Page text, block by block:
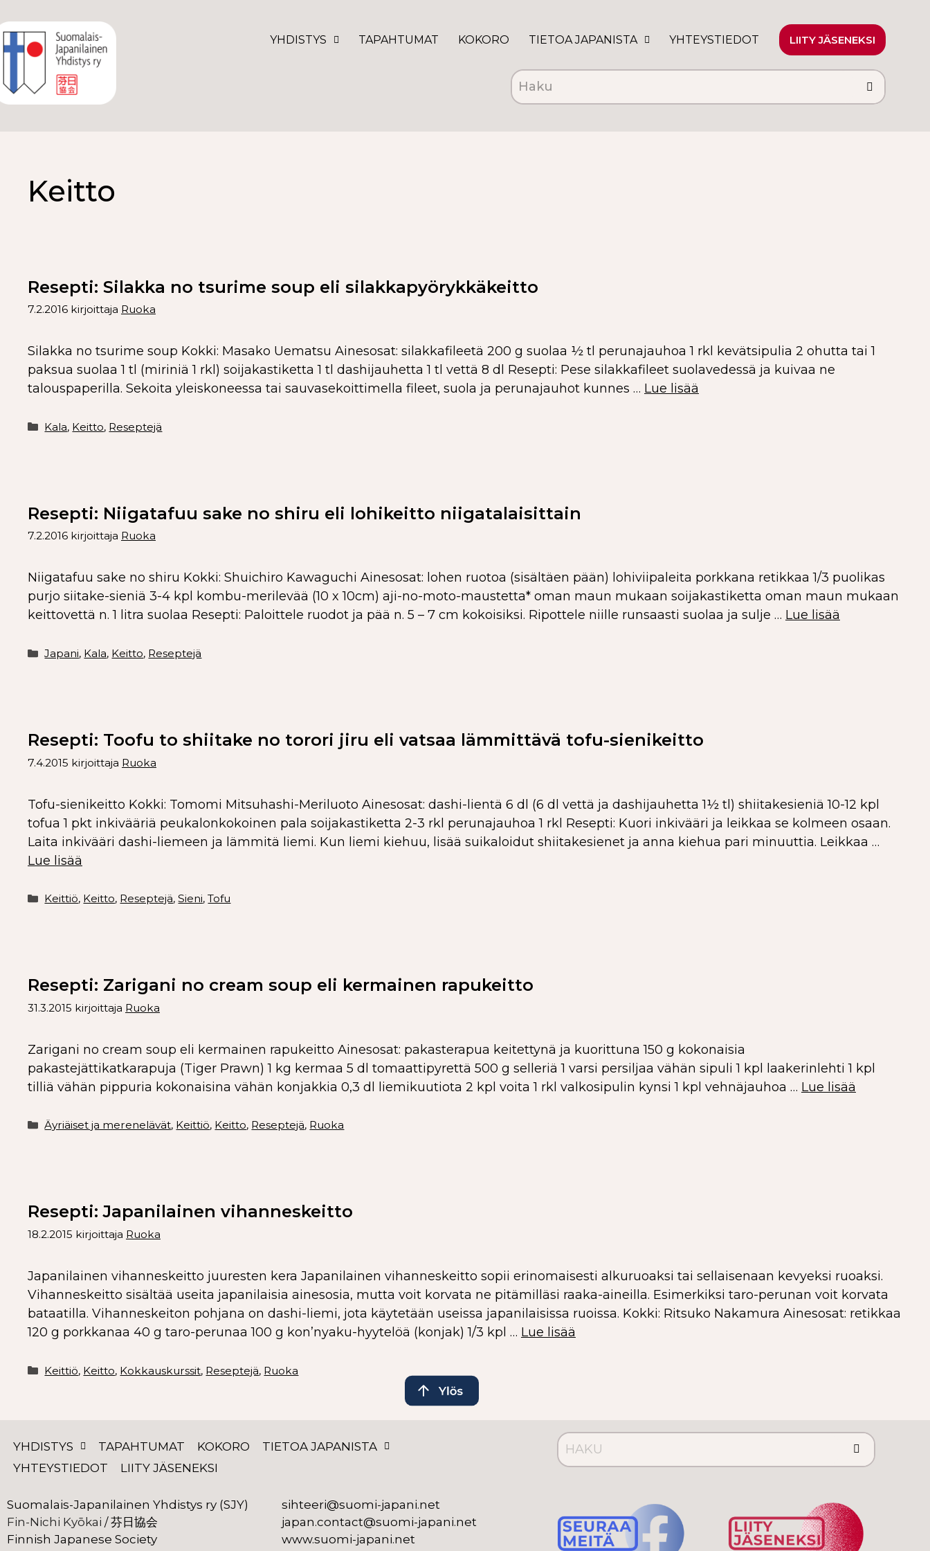
YHDISTYS TAPAHTUMAT KOKORO TIETOA JAPANISTA YHTEYSTIEDOT LIITY JÄSENEKSI
Keitto
Resepti: Silakka no tsurime soup eli silakkapyörykkäkeitto
7.2.2016 kirjoittaja Ruoka
Silakka no tsurime soup Kokki: Masako Uematsu Ainesosat: silakkafileetä 200 g suolaa ½ tl perunajauhoa 1 rkl kevätsipulia 2 ohutta tai 1
paksua suolaa 1 tl (miriniä 1 rkl) soijakastiketta 1 tl dashijauhetta 1 tl vettä 8 dl Resepti: Pese silakkafileet suolavedessä ja kuivaa ne
talouspaperilla. Sekoita yleiskoneessa tai sauvasekoittimella fileet, suola ja perunajauhot kunnes … Lue lisää
Kala, Keitto, Reseptejä
Resepti: Niigatafuu sake no shiru eli lohikeitto niigatalaisittain
7.2.2016 kirjoittaja Ruoka
Niigatafuu sake no shiru Kokki: Shuichiro Kawaguchi Ainesosat: lohen ruotoa (sisältäen pään) lohiviipaleita porkkana retikkaa 1/3 puolikas
purjo siitake-sieniä 3-4 kpl kombu-merilevää (10 x 10cm) aji-no-moto-maustetta* oman maun mukaan soijakastiketta oman maun mukaan
keittovettä n. 1 litra suolaa Resepti: Paloittele ruodot ja pää n. 5 – 7 cm kokoisiksi. Ripottele niille runsaasti suolaa ja sulje … Lue lisää
Japani, Kala, Keitto, Reseptejä
Resepti: Toofu to shiitake no torori jiru eli vatsaa lämmittävä tofu-sienikeitto
7.4.2015 kirjoittaja Ruoka
Tofu-sienikeitto Kokki: Tomomi Mitsuhashi-Meriluoto Ainesosat: dashi-lientä 6 dl (6 dl vettä ja dashijauhetta 1½ tl) shiitakesieniä 10-12 kpl
tofua 1 pkt inkivääriä peukalonkokoinen pala soijakastiketta 2-3 rkl perunajauhoa 1 rkl Resepti: Kuori inkivääri ja leikkaa se kolmeen osaan.
Laita inkivääri dashi-liemeen ja lämmitä liemi. Kun liemi kiehuu, lisää suikaloidut shiitakesienet ja anna kiehua pari minuuttia. Leikkaa …
Lue lisää
Keittiö, Keitto, Reseptejä,Sieni,Tofu
Resepti: Zarigani no cream soup eli kermainen rapukeitto
31.3.2015 kirjoittaja Ruoka
Zarigani no cream soup eli kermainen rapukeitto Ainesosat: pakasterapua keitettynä ja kuorittuna 150 g kokonaisia
pakastejättikatkarapuja (Tiger Prawn) 1 kg kermaa 5 dl tomaattipyrettä 500 g selleriä 1 varsi persiljaa vähän sipuli 1 kpl laakerinlehti 1 kpl
tilliä vähän pippuria kokonaisina vähän konjakkia 0,3 dl liemikuutiota 2 kpl voita 1 rkl valkosipulin kynsi 1 kpl vehnäjauhoa … Lue lisää
Äyriäiset ja merenelävät, Keittiö, Keitto, Reseptejä, Ruoka
Resepti: Japanilainen vihanneskeitto
18.2.2015 kirjoittaja Ruoka
Japanilainen vihanneskeitto juuresten kera Japanilainen vihanneskeitto sopii erinomaisesti alkuruoaksi tai sellaisenaan kevyeksi ruoaksi.
Vihanneskeitto sisältää useita japanilaisia ainesosia, mutta voit korvata ne pitämilläsi raaka-aineilla. Esimerkiksi taro-perunan voit korvata
bataatilla. Vihanneskeiton pohjana on dashi-liemi, jota käytetään useissa japanilaisissa ruoissa. Kokki: Ritsuko Nakamura Ainesosat: retikkaa
120 g porkkanaa 40 g taro-perunaa 100 g kon’nyaku-hyytelöä (konjak) 1/3 kpl … Lue lisää
Keittiö, Keitto, Kokkauskurssit, Reseptejä, Ruoka
YHDISTYS TAPAHTUMAT KOKORO
TIETOA JAPANISTA
YHTEYSTIEDOT
LIITY JÄSENEKSI
Suomalais-Japanilainen Yhdistys ry (SJY)
Fin-Nichi Kyōkai / 芬日協会
Finnish Japanese Society
sihteeri@suomi-japani.net
japan.contact@suomi-japani.net
www.suomi-japani.net